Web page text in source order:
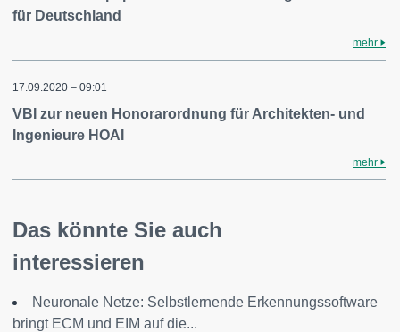
für Deutschland
mehr
17.09.2020 – 09:01
VBI zur neuen Honorarordnung für Architekten- und
Ingenieure HOAI
mehr
Das könnte Sie auch
interessieren
Neuronale Netze: Selbstlernende Erkennungssoftware
bringt ECM und EIM auf die...